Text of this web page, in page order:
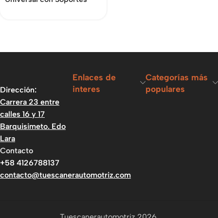
Dirección:
Carrera 23 entre
calles 16 y 17
Barquisimeto. Edo
Lara
Contacto
+58 4126788137
contacto@tuescanerautomotriz.com
Enlaces de
interes
Categorías más
populares